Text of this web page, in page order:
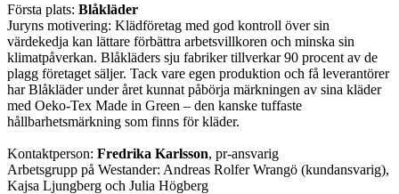
Första plats: Blåkläder
Juryns motivering: Klädföretag med god kontroll över sin
värdekedja kan lättare förbättra arbetsvillkoren och minska sin
klimatpåverkan. Blåkläders sju fabriker tillverkar 90 procent av de
plagg företaget säljer. Tack vare egen produktion och få leverantörer
har Blåkläder under året kunnat påbörja märkningen av sina kläder
med Oeko-Tex Made in Green – den kanske tuffaste
hållbarhetsmärkning som finns för kläder.
Kontaktperson: Fredrika Karlsson, pr-ansvarig
Arbetsgrupp på Westander: Andreas Rolfer Wrangö (kundansvarig),
Kajsa Ljungberg och Julia Högberg